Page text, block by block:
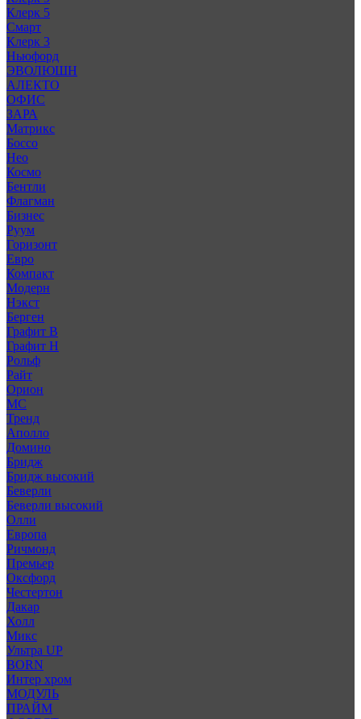
Клерк 5
Смарт
Клерк 3
Ньюфорд
ЭВОЛЮШН
АЛЕКТО
ОФИС
ЗАРА
Матрикс
Боссо
Нео
Космо
Бентли
Флагман
Бизнес
Руум
Горизонт
Евро
Компакт
Модерн
Нэкст
Берген
Графит В
Графит Н
Рольф
Райт
Орион
МС
Тренд
Аполло
Домино
Бридж
Бридж высокий
Беверли
Беверли высокий
Олли
Европа
Ричмонд
Премьер
Оксфорд
Честертон
Дакар
Холл
Микс
Ультра UP
BORN
Интер хром
МОДУЛЬ
ПРАЙМ